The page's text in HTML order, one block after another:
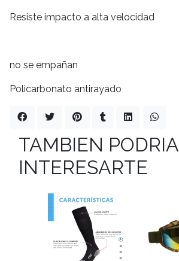
Resiste impacto a alta velocidad
no se empañan
Policarbonato antirayado
TAMBIEN PODRIA
INTERESARTE